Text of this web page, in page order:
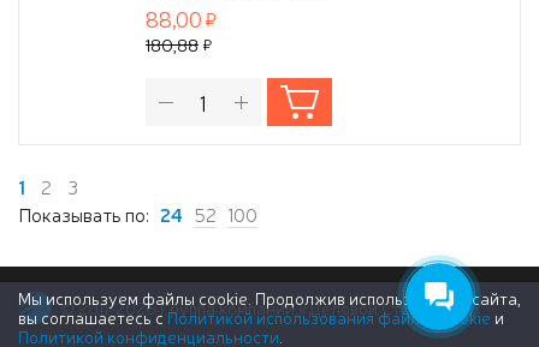
88,00
180,88
1 2
3
Показывать по: 24 52 100
© 2011-2026 Группа компаний «Деловой Стиль»
Мы используем файлы cookie. Продолжив использование сайта,
вы соглашаетесь с Политикой использования файлов cookie и
Политикой конфиденциальности